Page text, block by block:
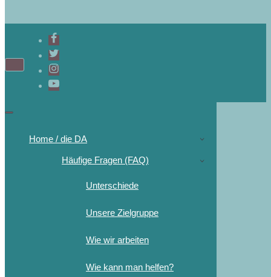
Navigations-
Navigations-
Home / die DA
Häufige Fragen (FAQ)
Unterschiede
Unsere Zielgruppe
Wie wir arbeiten
Wie kann man helfen?